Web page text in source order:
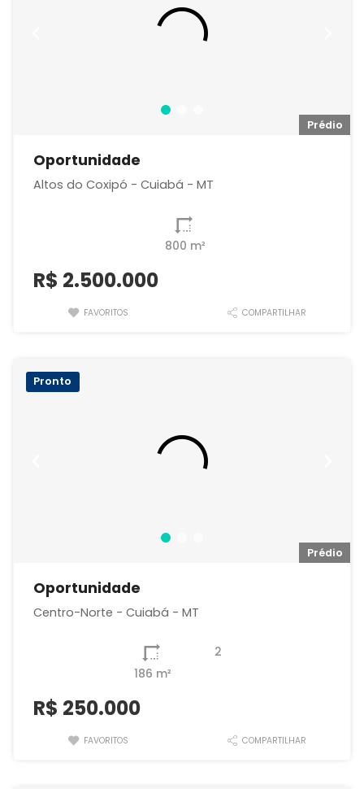
Prédio
Oportunidade
Altos do Coxipó - Cuiabá - MT
800 m²
R$ 2.500.000
FAVORITOS COMPARTILHAR
Prédio
Pronto
Oportunidade
Centro-Norte - Cuiabá - MT
186 m²
2
R$ 250.000
FAVORITOS COMPARTILHAR